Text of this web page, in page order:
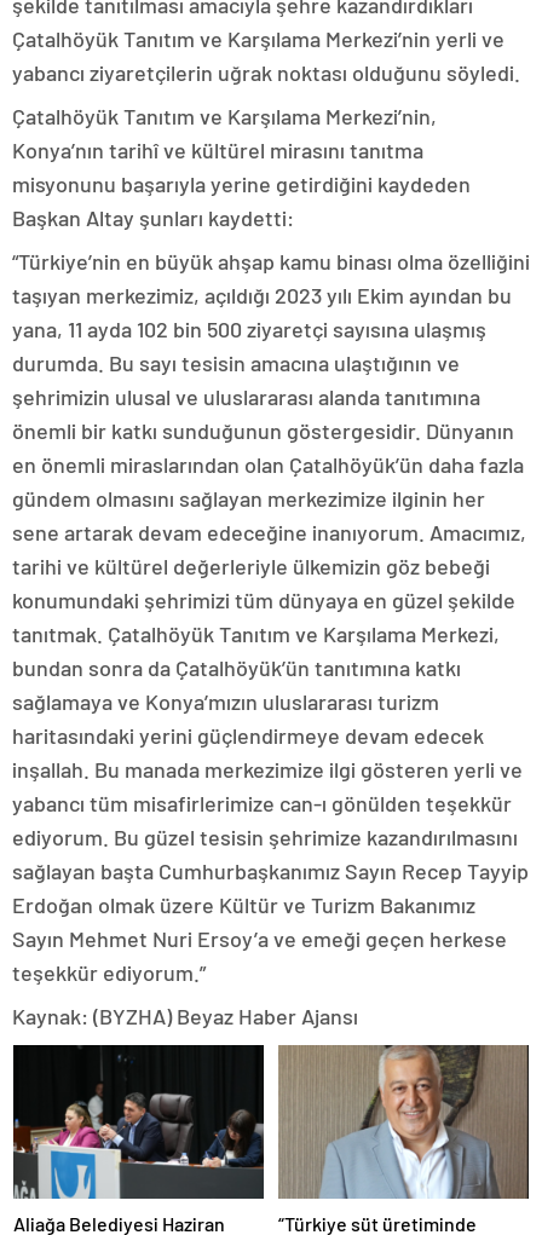
Çatalhöyük Tanıtım ve Karşılama Merkezi’nin yerli ve
yabancı ziyaretçilerin uğrak noktası olduğunu söyledi.
Çatalhöyük Tanıtım ve Karşılama Merkezi’nin,
Konya’nın tarihî ve kültürel mirasını tanıtma
misyonunu başarıyla yerine getirdiğini kaydeden
Başkan Altay şunları kaydetti:
“Türkiye’nin en büyük ahşap kamu binası olma özelliğini
taşıyan merkezimiz, açıldığı 2023 yılı Ekim ayından bu
yana, 11 ayda 102 bin 500 ziyaretçi sayısına ulaşmış
durumda. Bu sayı tesisin amacına ulaştığının ve
şehrimizin ulusal ve uluslararası alanda tanıtımına
önemli bir katkı sunduğunun göstergesidir. Dünyanın
en önemli miraslarından olan Çatalhöyük’ün daha fazla
gündem olmasını sağlayan merkezimize ilginin her
sene artarak devam edeceğine inanıyorum. Amacımız,
tarihi ve kültürel değerleriyle ülkemizin göz bebeği
konumundaki şehrimizi tüm dünyaya en güzel şekilde
tanıtmak. Çatalhöyük Tanıtım ve Karşılama Merkezi,
bundan sonra da Çatalhöyük’ün tanıtımına katkı
sağlamaya ve Konya’mızın uluslararası turizm
haritasındaki yerini güçlendirmeye devam edecek
inşallah. Bu manada merkezimize ilgi gösteren yerli ve
yabancı tüm misafirlerimize can-ı gönülden teşekkür
ediyorum. Bu güzel tesisin şehrimize kazandırılmasını
sağlayan başta Cumhurbaşkanımız Sayın Recep Tayyip
Erdoğan olmak üzere Kültür ve Turizm Bakanımız
Sayın Mehmet Nuri Ersoy’a ve emeği geçen herkese
teşekkür ediyorum.”
Kaynak: (BYZHA) Beyaz Haber Ajansı
Aliağa Belediyesi Haziran
“Türkiye süt üretiminde